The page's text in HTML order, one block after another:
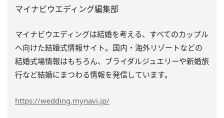
マイナビウエディング編集部
マイナビウエディングは結婚を考える、すべてのカップル
へ向けた結婚式情報サイト。国内・海外リゾートなどの
結婚式場情報はもちろん、ブライダルジュエリーや新婚旅
行など結婚にまつわる情報を発信しています。
https://wedding.mynavi.jp/